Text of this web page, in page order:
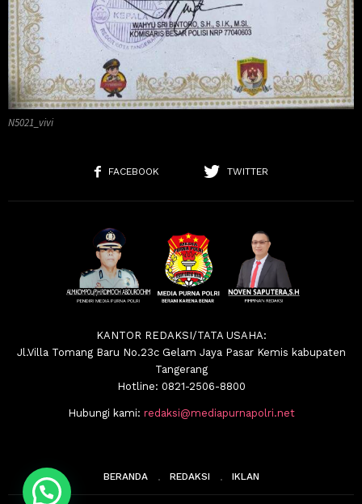
N5021_vivi
FACEBOOK TWITTER
KANTOR REDAKSI/TATA USAHA:
Jl.Villa Tomang Baru No.23c Gelam Jaya Pasar Kemis kabupaten
Tangerang
Hotline: 0821-2506-8800
Hubungi kami: redaksi@mediapurnapolri.net
BERANDA REDAKSI IKLAN